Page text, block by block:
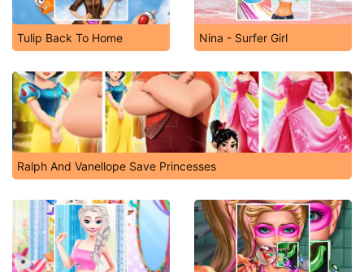
Tulip Back To Home Nina - Surfer Girl
Ralph And Vanellope Save Princesses